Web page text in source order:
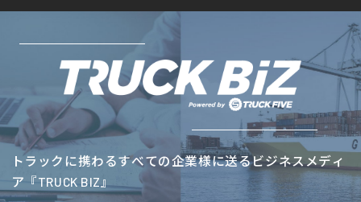
トラックに携わるすべての企業様に送るビジネスメディ
ア『TRUCK BIZ』